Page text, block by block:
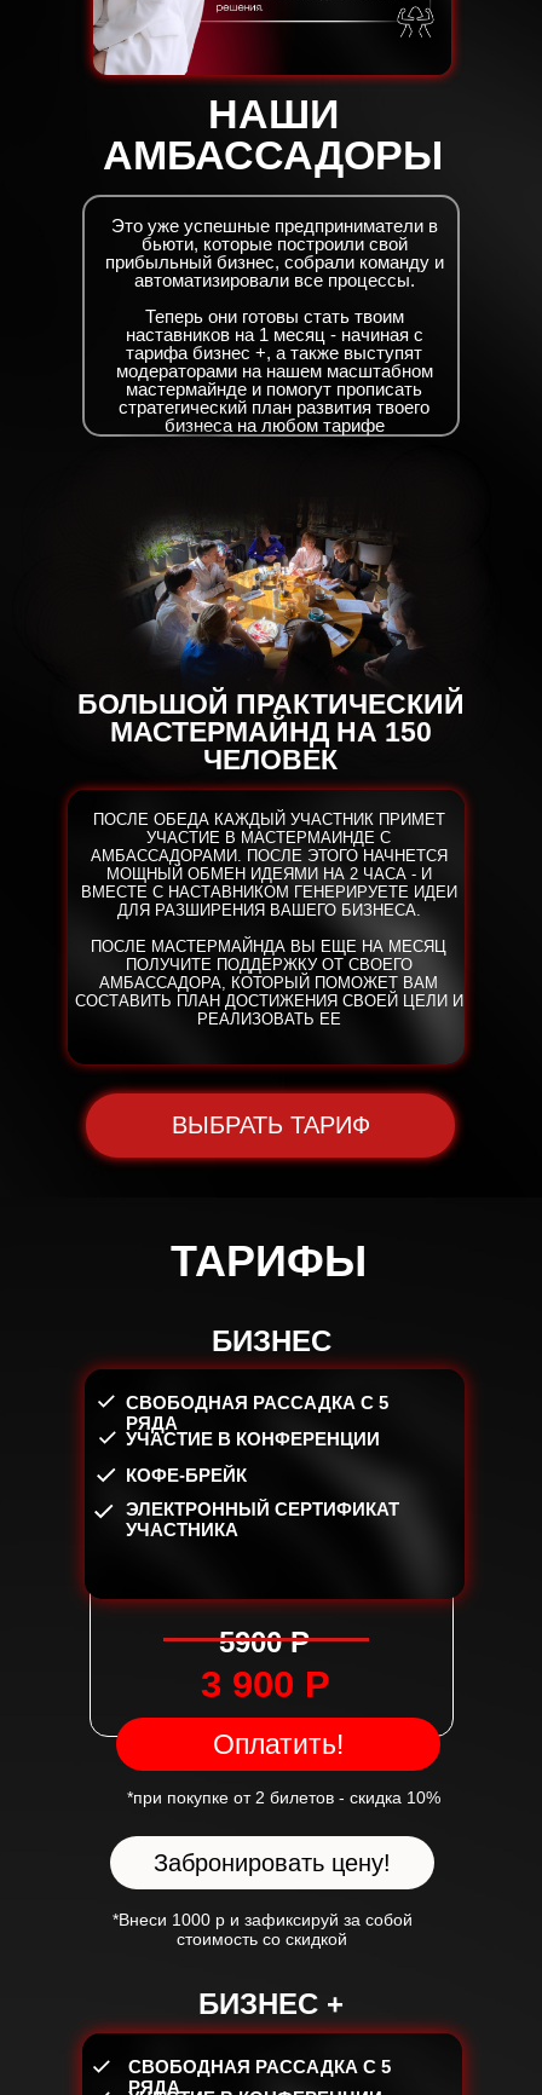
+1 СЕКРЕТНЫЙ
ТОП-СПИКЕР
которого мы объявим
позже
ВЫБРАТЬ МЕСТО!
5 января в 11:00
Формат
СТАРТ 5 АПРЕЛЯ
19 мая с 9.00-18.00
Это уже успешные предприниматели в
бьюти, которые построили свой
прибыльный бизнес, собрали команду и
автоматизировали все процессы.
Теперь они готовы стать твоим
наставников на 1 месяц - начиная с
тарифа бизнес +, а также выступят
модераторами на нашем масштабном
мастермайнде и помогут прописать
стратегический план развития твоего
бизнеса на любом тарифе
НАШИ
АМБАССАДОРЫ
Оставьте предоплату 3000 рублей, чтобы
точно сохранить место на курсе
БОЛЬШОЙ ПРАКТИЧЕСКИЙ
МАСТЕРМАЙНД НА 150
ЧЕЛОВЕК
ПОСЛЕ ОБЕДА КАЖДЫЙ УЧАСТНИК ПРИМЕТ
УЧАСТИЕ В МАСТЕРМАИНДЕ С
АМБАССАДОРАМИ. ПОСЛЕ ЭТОГО НАЧНЕТСЯ
МОЩНЫЙ ОБМЕН ИДЕЯМИ НА 2 ЧАСА - И
ВМЕСТЕ С НАСТАВНИКОМ ГЕНЕРИРУЕТЕ ИДЕИ
ДЛЯ РАЗШИРЕНИЯ ВАШЕГО БИЗНЕСА.
ПОСЛЕ МАСТЕРМАЙНДА ВЫ ЕЩЕ НА МЕСЯЦ
ПОЛУЧИТЕ ПОДДЕРЖКУ ОТ СВОЕГО
АМБАССАДОРА, КОТОРЫЙ ПОМОЖЕТ ВАМ
СОСТАВИТЬ ПЛАН ДОСТИЖЕНИЯ СВОЕЙ ЦЕЛИ И
РЕАЛИЗОВАТЬ ЕЕ
ВЫБРАТЬ ТАРИФ
5900 Р
ТАРИФЫ
3 900 Р
Оплатить!
СВОБОДНАЯ РАССАДКА С 5
РЯДА
УЧАСТИЕ В КОНФЕРЕНЦИИ
КОФЕ-БРЕЙК
ЭЛЕКТРОННЫЙ СЕРТИФИКАТ
УЧАСТНИКА
БИЗНЕС
СВОБОДНАЯ РАССАДКА С 5
РЯДА
БИЗНЕС +
*при покупке от 2 билетов - скидка 10%
Забронировать цену!
*Внеси 1000 р и зафиксируй за собой
стоимость со скидкой